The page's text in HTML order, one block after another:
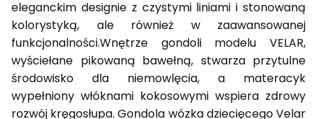
eleganckim designie z czystymi liniami i stonowaną
kolorystyką, ale również w zaawansowanej
funkcjonalności.Wnętrze gondoli modelu VELAR,
wyściełane pikowaną bawełną, stwarza przytulne
środowisko dla niemowlęcia, a materacyk
wypełniony włóknami kokosowymi wspiera zdrowy
rozwój kręgosłupa. Gondola wózka dziecięcego Velar